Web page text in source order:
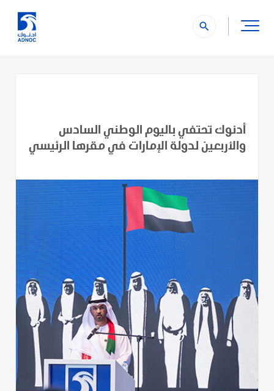
search
أدنوك تحتفي باليوم الوطني السادس
والأربعين لدولة الإمارات في مقرها الرئيسي